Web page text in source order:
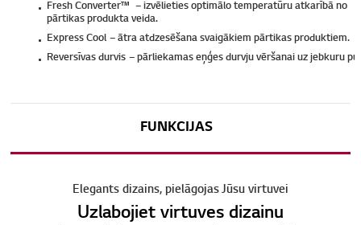
Fresh Converter™ – izvēlieties optimālo temperatūru atkarībā no
pārtikas produkta veida.
Express Cool – ātra atdzesēšana svaigākiem pārtikas produktiem.
Reversīvas durvis – pārliekamas eņģes durvju vēršanai uz jebkuru
FUNKCIJAS
Elegants dizains, pielāgojas Jūsu virtuvei
Uzlabojiet virtuves dizainu